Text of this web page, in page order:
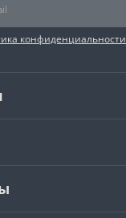
конфиденциальности